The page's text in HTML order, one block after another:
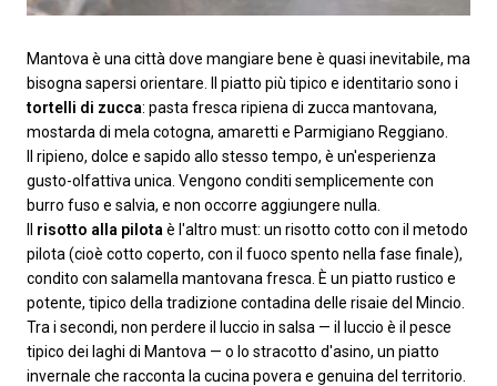
Mantova è una città dove mangiare bene è quasi inevitabile, ma
bisogna sapersi orientare. Il piatto più tipico e identitario sono i
tortelli di zucca: pasta fresca ripiena di zucca mantovana,
mostarda di mela cotogna, amaretti e Parmigiano Reggiano.
Il ripieno, dolce e sapido allo stesso tempo, è un'esperienza
gusto-olfattiva unica. Vengono conditi semplicemente con
burro fuso e salvia, e non occorre aggiungere nulla.
risotto alla pilota è l'altro must: un risotto cotto con il metodo
pilota (cioè cotto coperto, con il fuoco spento nella fase finale),
condito con salamella mantovana fresca. È un piatto rustico e
potente, tipico della tradizione contadina delle risaie del Mincio.
Tra i secondi, non perdere il luccio in salsa — il luccio è il pesce
tipico dei laghi di Mantova — o lo stracotto d'asino, un piatto
invernale che racconta la cucina povera e genuina del territorio.